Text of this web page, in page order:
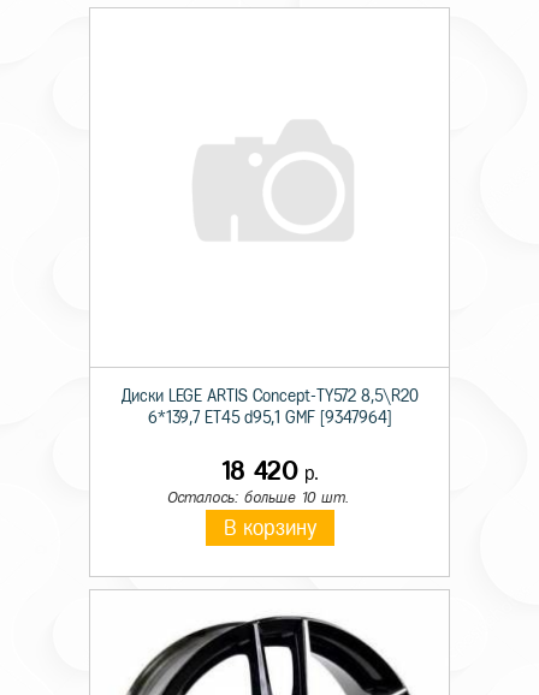
Диски LEGE ARTIS Concept-TY572 8,5\R20
6*139,7 ET45 d95,1 GMF [9347964]
18 420р.
Осталось: больше 10 шт.
В корзину